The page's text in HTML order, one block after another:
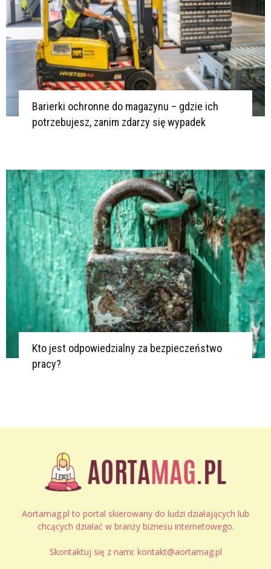
Barierki ochronne do magazynu – gdzie ich
potrzebujesz, zanim zdarzy się wypadek
Kto jest odpowiedzialny za bezpieczeństwo
pracy?
Aortamag.pl to portal skierowany do ludzi działających lub
chcących działać w branży biznesu internetowego.
Skontaktuj się z nami: kontakt@aortamag.pl